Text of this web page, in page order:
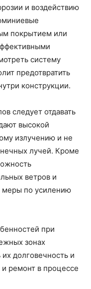
и воздействию
покрытием или
систему
предотвратить
конструкции.
следует отдавать
высокой
излучению и не
лучей. Кроме
ветров и
меры по усилению
при
зонах
долговечность и
и ремонт в процессе